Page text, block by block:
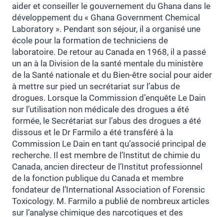
aider et conseiller le gouvernement du Ghana dans le
développement du « Ghana Government Chemical
Laboratory ». Pendant son séjour, il a organisé une
école pour la formation de techniciens de
laboratoire. De retour au Canada en 1968, il a passé
un an à la Division de la santé mentale du ministère
de la Santé nationale et du Bien-être social pour aider
à mettre sur pied un secrétariat sur l’abus de
drogues. Lorsque la Commission d’enquête Le Dain
sur l’utilisation non médicale des drogues a été
formée, le Secrétariat sur l’abus des drogues a été
dissous et le Dr Farmilo a été transféré à la
Commission Le Dain en tant qu’associé principal de
recherche. Il est membre de l’Institut de chimie du
Canada, ancien directeur de l’Institut professionnel
de la fonction publique du Canada et membre
fondateur de l’International Association of Forensic
Toxicology. M. Farmilo a publié de nombreux articles
sur l’analyse chimique des narcotiques et des